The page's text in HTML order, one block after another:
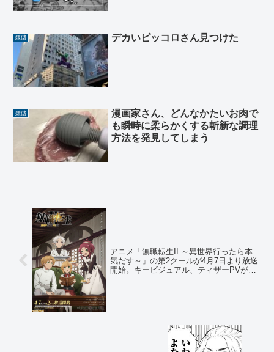
嫌儲 デカいピッコロさん見つけた
嫌儲
漫画家さん、どんなかたいお肉で
も瞬時に柔らかくする斬新な調理
方法を発見してしまう
アニメ「無職転生II ～異世界行ったら本
気だす～」の第2クールが4月7日より放送
開始。キービジュアル、ティザーPVが解